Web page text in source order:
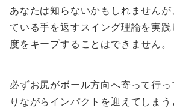
あなたは知らないかもしれません
ている手を返すスイング理論を実
度をキープすることはできません。
必ずお尻がボール方向へ寄って行
りながらインパクトを迎えてしまう